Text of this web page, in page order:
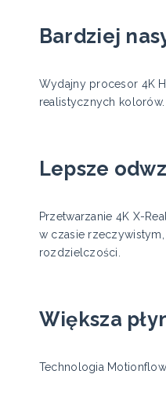
Bardziej
Wydajny procesor 4K
realistycznych kolorów.
Lepsze
Przetwarzanie 4K X-
w czasie
rozdzielczości.
Większa
Technologia